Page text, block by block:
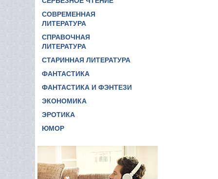
СОВРЕМЕННАЯ
ЛИТЕРАТУРА
СПРАВОЧНАЯ
ЛИТЕРАТУРА
СТАРИННАЯ ЛИТЕРАТУРА
ФАНТАСТИКА
ФАНТАСТИКА И ФЭНТЕЗИ
ЭКОНОМИКА
ЭРОТИКА
ЮМОР